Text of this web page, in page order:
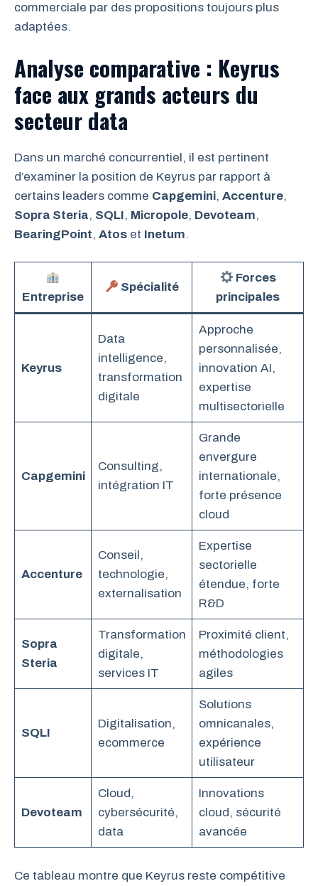
commerciale par des propositions toujours plus
adaptées.
Analyse comparative : Keyrus
face aux grands acteurs du
secteur data
Dans un marché concurrentiel, il est pertinent
d’examiner la position de Keyrus par rapport à
certains leaders comme Capgemini, Accenture,
Sopra Steria, SQLI, Micropole, Devoteam,
BearingPoint, Atos et Inetum.
Entreprise
Spécialité
Forces
principales
Keyrus
Data
intelligence,
transformation
digitale
Approche
personnalisée,
innovation AI,
expertise
multisectorielle
Capgemini
Consulting,
intégration IT
Grande
envergure
internationale,
forte présence
cloud
Accenture
Conseil,
technologie,
externalisation
Expertise
sectorielle
étendue, forte
R&D
Sopra
Steria
Transformation
digitale,
services IT
Proximité client,
méthodologies
agiles
SQLI
Digitalisation,
ecommerce
Solutions
omnicanales,
expérience
utilisateur
Devoteam
Cloud,
cybersécurité,
data
Innovations
cloud, sécurité
avancée
Ce tableau montre que Keyrus reste compétitive